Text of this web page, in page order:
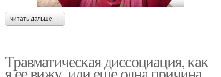
читать дальше →
Травматическая диссоциация, как